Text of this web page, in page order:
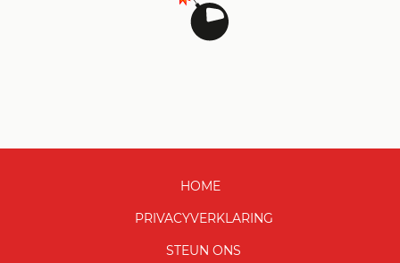
HOME
PRIVACYVERKLARING
STEUN ONS